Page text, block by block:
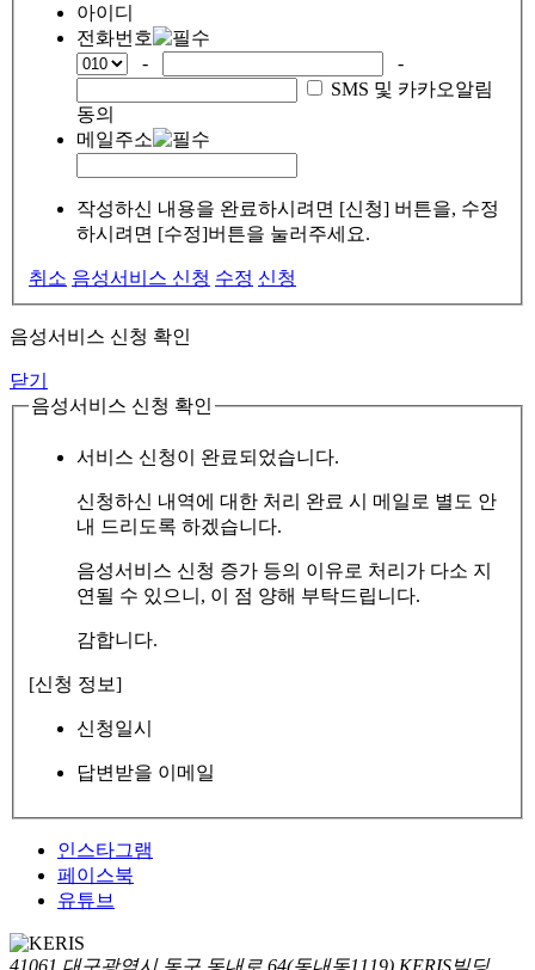
아이디
전화번호
-
-
SMS 및 카카오알림
동의
메일주소
작성하신 내용을 완료하시려면 [신청] 버튼을, 수정
하시려면 [수정]버튼을 눌러주세요.
취소 음성서비스 신청 수정 신청
음성서비스 신청 확인
닫기
음성서비스 신청 확인
서비스 신청이 완료되었습니다.
신청하신 내역에 대한 처리 완료 시 메일로 별도 안
내 드리도록 하겠습니다.
음성서비스 신청 증가 등의 이유로 처리가 다소 지
연될 수 있으니, 이 점 양해 부탁드립니다.
감합니다.
[신청 정보]
신청일시
답변받을 이메일
인스타그램
페이스북
유튜브
41061 대구광역시 동구 동내로 64(동내동1119) KERIS빌딩